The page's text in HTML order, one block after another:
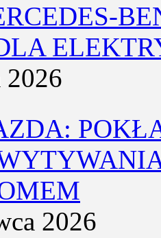
2026
2026